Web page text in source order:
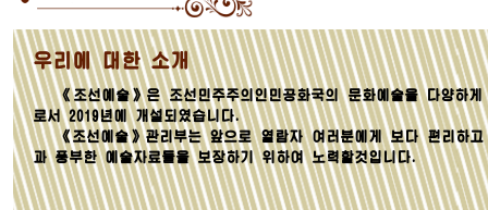
우리에 대한 소개
《조선예술》은 조선민주주의인민공화국의 문화예술을 다양하게
로서 2019년에 개설되였습니다.
《조선예술》관리부는 앞으로 열람자 여러분에게 보다 편리하고
과 풍부한 예술자료들을 보장하기 위하여 노력할것입니다.